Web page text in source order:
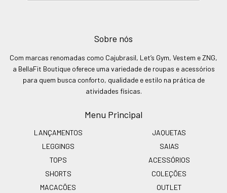
Sobre nós
Com marcas renomadas como Cajubrasil, Let’s Gym, Vestem e ZNG,
a BellaFit Boutique oferece uma variedade de roupas e acessórios
para quem busca conforto, qualidade e estilo na prática de
atividades físicas.
Menu Principal
LANÇAMENTOS
LEGGINGS
TOPS
SHORTS
MACACÕES
JAQUETAS
SAIAS
ACESSÓRIOS
COLEÇÕES
OUTLET